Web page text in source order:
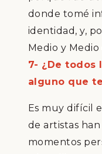
donde tomé
identidad, y,
Medio y
7- ¿De todos
alguno que
Es muy difícil
de artistas han
momentos